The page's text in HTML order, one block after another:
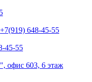
+7(919) 648-45-55
45-55
офис 603, 6 этаж